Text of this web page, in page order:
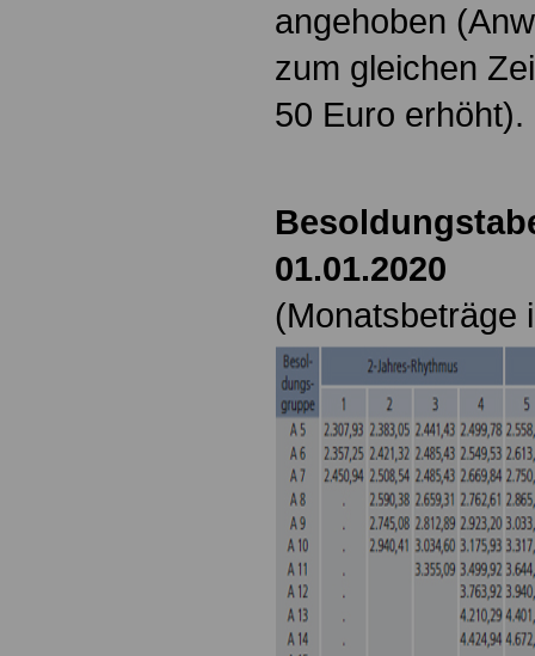
angehoben
zum gleichen
50 Euro erhöht).
01.01.2020
(Monatsbeträge